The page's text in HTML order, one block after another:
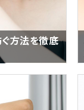
方法を徹底